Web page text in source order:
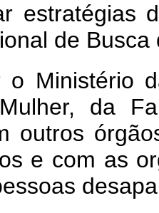
estratégias
de
o Ministério
da
outros
e com as